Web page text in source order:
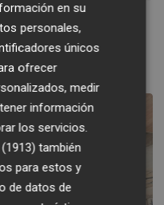
con autismo
en su
personales,
únicos
ofrecer
medir
información
los servicios.
también
para estos y
de datos de